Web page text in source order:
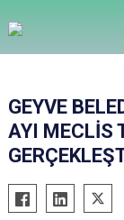
GEYVE
AYI MECLİS